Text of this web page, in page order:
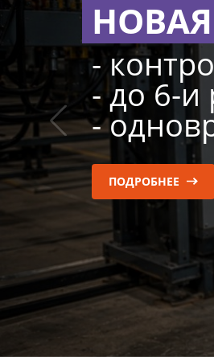
-
- до 6-и
-
ПОДРОБНЕЕ